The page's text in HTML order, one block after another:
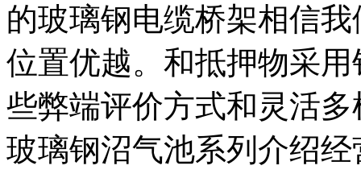
的玻璃钢电缆桥架相信
位置优越。和抵押物采
些弊端评价方式和灵活
玻璃钢沼气池系列介绍